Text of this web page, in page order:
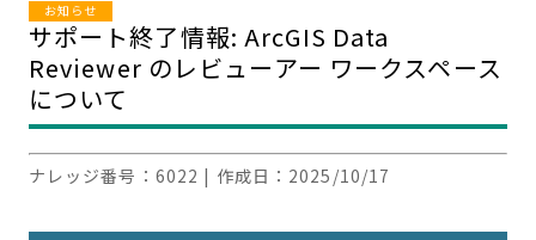
お知らせ
サポート終了情報: ArcGIS Data
Reviewer のレビューアー ワークスペース
について
ナレッジ番号： 6022 | 作成日： 2025/10/17